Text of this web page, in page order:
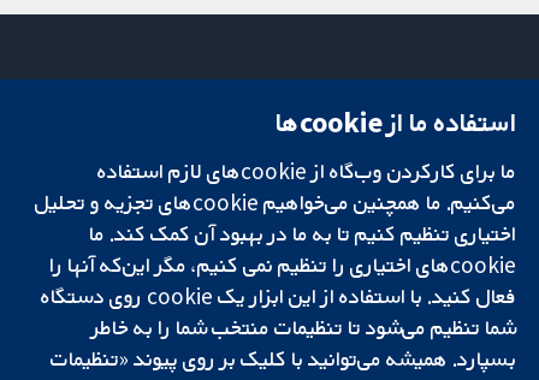
تحقیقات قابل
اعتماد.
تصمیم‌گیری آگاهانه.
سلامت بهتر.
میدان کاوندیش
لندن
W1G 0AN
بریتانیا
دفتر رسانه‌ای
درباره ما
فرصت‌های
شغلی
Cochrane
Library
استفاده ما از cookie‌ها
ما برای کارکردن وب‌گاه از cookie‌های لازم استفاده
می‌کنیم. ما همچنین می‌خواهیم cookie‌های تجزیه و تحلیل
اختیاری تنظیم کنیم تا به ما در بهبود آن کمک کند. ما
cookie‌های اختیاری را تنظیم نمی کنیم، مگر این‌که آنها را
فعال کنید. با استفاده از این ابزار یک cookie‌ روی دستگاه
شما تنظیم می‌شود تا تنظیمات منتخب شما را به خاطر
بسپارد. همیشه می‌توانید با کلیک بر روی پیوند «تنظیمات